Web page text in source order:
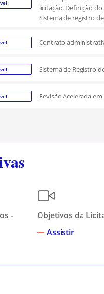
licitação. Definição
Sistema de registro
Contrato
Sistema de Registro
Revisão Acelerada
-
Objetivos da
Assistir